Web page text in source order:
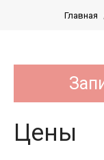
Главная
Цены